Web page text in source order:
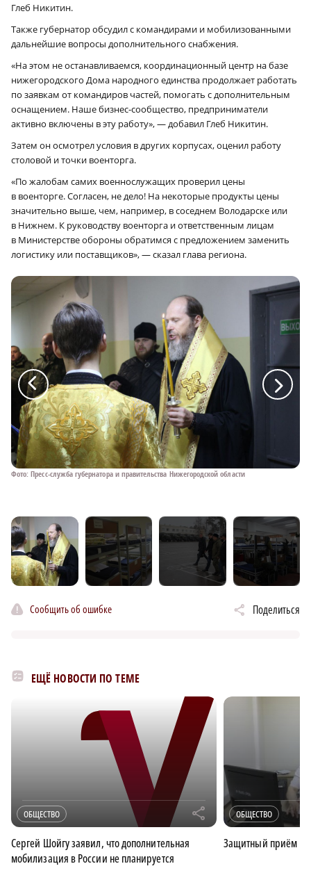
Глеб Никитин.
Также губернатор обсудил с командирами и мобилизованными
дальнейшие вопросы дополнительного снабжения.
«На этом не останавливаемся, координационный центр на базе
нижегородского Дома народного единства продолжает работать
по заявкам от командиров частей, помогать с дополнительным
оснащением. Наше бизнес-сообщество, предприниматели
активно включены в эту работу», — добавил Глеб Никитин.
Затем он осмотрел условия в других корпусах, оценил работу
столовой и точки военторга.
«По жалобам самих военнослужащих проверил цены
в военторге. Согласен, не дело! На некоторые продукты цены
значительно выше, чем, например, в соседнем Володарске или
в Нижнем. К руководству военторга и ответственным лицам
в Министерстве обороны обратимся с предложением заменить
логистику или поставщиков», — сказал глава региона.
Фото: Пресс-служба губернатора и правительства Нижегородской области
a a
Сообщить об ошибке Поделиться
ЕЩЁ НОВОСТИ ПО ТЕМЕ
ОБЩЕСТВО r
Сергей Шойгу заявил, что дополнительная
мобилизация в России не планируется
ОБЩЕСТВО
Защитный приём